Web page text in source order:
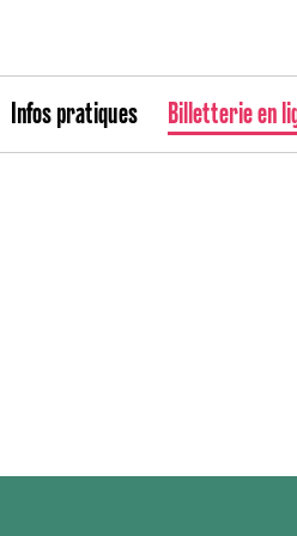
Infos pratiques Billetterie en